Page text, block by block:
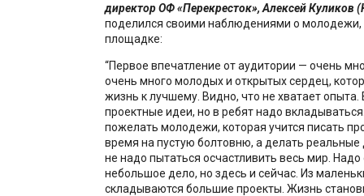
директор ОФ «Перекресток», Алексей Куликов
поделился своими наблюдениями о молодежи,
площадке:
“Первое впечатление от аудитории — очень
очень много молодых и открытых сердец,
жизнь к лучшему. Видно, что не хватает опыта.
проектные идеи, но в ребят надо
пожелать молодежи, которая учится писать
время на пустую болтовню, а делать
не надо пытаться осчастливить весь мир.
небольшое дело, но здесь и сейчас. Из
складываются большие проекты. Жизнь